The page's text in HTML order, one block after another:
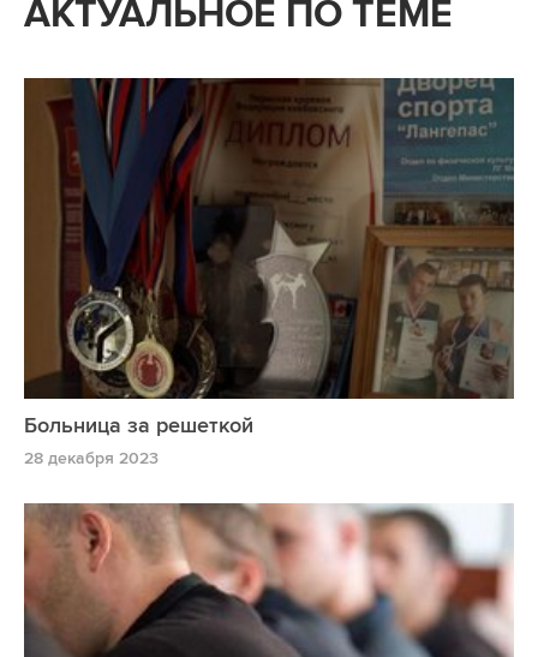
АКТУАЛЬНОЕ ПО ТЕМЕ
Больница за решеткой
28 декабря 2023